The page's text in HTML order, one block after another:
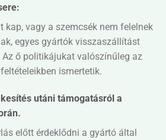
kap, vagy a szemcsék nem felelnek
egyes gyártók visszaszállítást
ő politikájukat valószínűleg az
ismertetik.
utáni támogatásról a
előtt érdeklődni a gyártó által